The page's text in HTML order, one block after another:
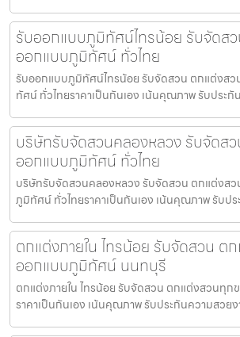
รับออกแบบภูมิทัศน์ไทรน้อย รับจัดส
ออกแบบภูมิทัศน์ ทั่วไทย
รับออกแบบภูมิทัศน์ไทรน้อย รับจัดสวน ตกแต่งส
ทัศน์ ทั่วไทยราคาเป็นกันเอง เน้นคุณภาพ รับประกั
บริษัทรับจัดสวนคลองหลวง รับจัดส
ออกแบบภูมิทัศน์ ทั่วไทย
บริษัทรับจัดสวนคลองหลวง รับจัดสวน ตกแต่งส
ภูมิทัศน์ ทั่วไทยราคาเป็นกันเอง เน้นคุณภาพ รับป
ตกแต่งภายใน ไทรน้อย รับจัดสวน ต
ออกแบบภูมิทัศน์ นนทบุรี
ตกแต่งภายใน ไทรน้อย รับจัดสวน ตกแต่งสวนทุ
ราคาเป็นกันเอง เน้นคุณภาพ รับประกันความสวย